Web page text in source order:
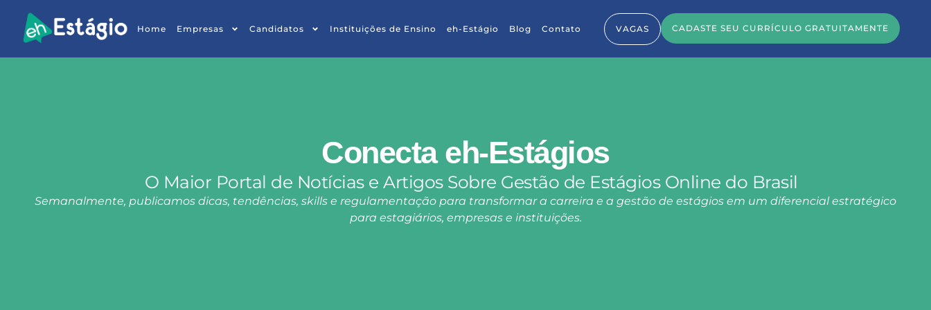
Home Empresas Candidatos Instituições de Ensino eh-Estágio Blog Contato CADASTE SEU CURRÍCULO GRATUITAMENTE
VAGAS
Conecta eh-Estágios
O Maior Portal de Notícias e Artigos Sobre Gestão de Estágios Online do Brasil
Semanalmente, publicamos dicas, tendências, skills e regulamentação para transformar a carreira e a gestão de estágios em um diferencial estratégico
para estagiários, empresas e instituições.